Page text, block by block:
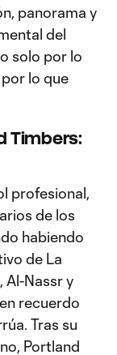
panorama y
del
solo por lo
lo que
Timbers:
profesional,
de los
habiendo
de La
Al-Nassr y
recuerdo
Tras su
Portland